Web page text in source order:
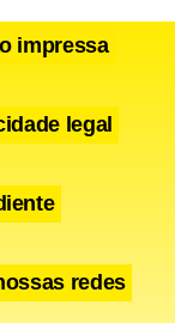
impressa
legal
redes